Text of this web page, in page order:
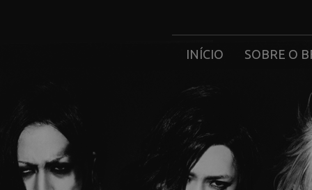
INÍCIO SOBRE O